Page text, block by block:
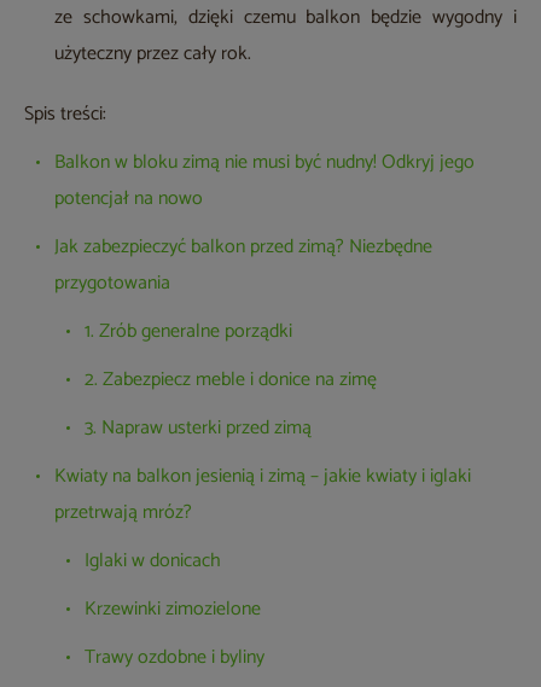
ze schowkami, dzięki czemu balkon będzie wygodny i
użyteczny przez cały rok.
Spis treści:
Balkon w bloku zimą nie musi być nudny! Odkryj jego
potencjał na nowo
Jak zabezpieczyć balkon przed zimą? Niezbędne
przygotowania
1. Zrób generalne porządki
2. Zabezpiecz meble i donice na zimę
3. Napraw usterki przed zimą
Kwiaty na balkon jesienią i zimą – jakie kwiaty i iglaki
przetrwają mróz?
​​Iglaki w donicach
Krzewinki zimozielone
Trawy ozdobne i byliny